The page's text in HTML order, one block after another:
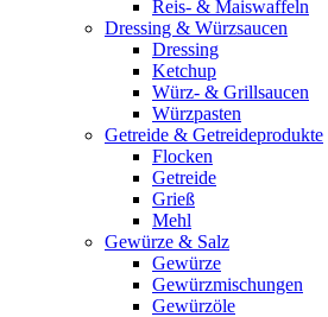
Reis- & Maiswaffeln
Dressing & Würzsaucen
Dressing
Ketchup
Würz- & Grillsaucen
Würzpasten
Getreide & Getreideprodukte
Flocken
Getreide
Grieß
Mehl
Gewürze & Salz
Gewürze
Gewürzmischungen
Gewürzöle